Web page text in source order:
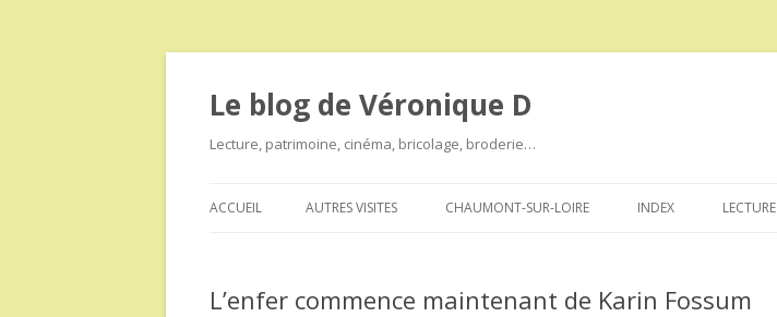
Le blog de Véronique D
Lecture, patrimoine, cinéma, bricolage, broderie…
au
ACCUEIL AUTRES VISITES CHAUMONT-SUR-LOIRE INDEX LECTURE
L’enfer commence maintenant de Karin Fossum